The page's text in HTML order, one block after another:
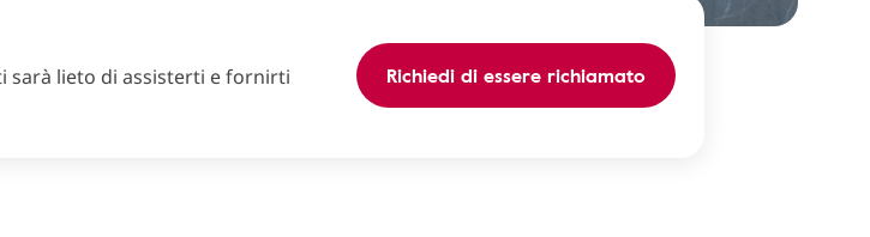
sarà lieto di assisterti e fornirti
Richiedi di essere richiamato